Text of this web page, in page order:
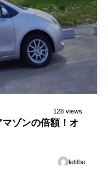
128 views
ゾンの倍額！オ
letitbe